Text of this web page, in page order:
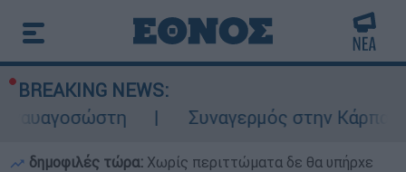
BREAKING NEWS:
Συναγερμός στην Κάρπαθο:
δημοφιλές τώρα: Χωρίς περιττώματα δε θα υπήρχε